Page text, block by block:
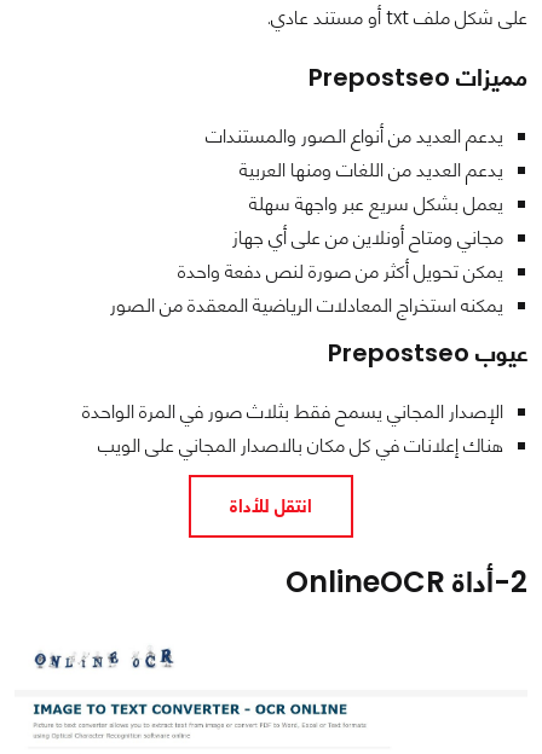
على شكل ملف txt أو مستند عادي.
مميزات Prepostseo
يدعم العديد من أنواع الصور والمستندات
يدعم العديد من اللغات ومنها العربية
يعمل بشكل سريع عبر واجهة سهلة
مجاني ومتاح أونلاين من على أي جهاز
يمكن تحويل أكثر من صورة لنص دفعة واحدة
يمكنه استخراج المعادلات الرياضية المعقدة من الصور
عيوب Prepostseo
الإصدار المجاني يسمح فقط بثلاث صور في المرة الواحدة
هناك إعلانات في كل مكان بالاصدار المجاني على الويب
انتقل للأداة
2- أداة OnlineOCR